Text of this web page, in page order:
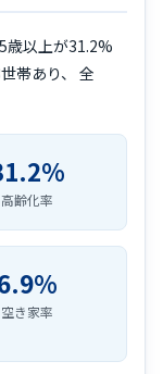
歳以上が31.2%
帯あり、 全
高齢化率
空き家率